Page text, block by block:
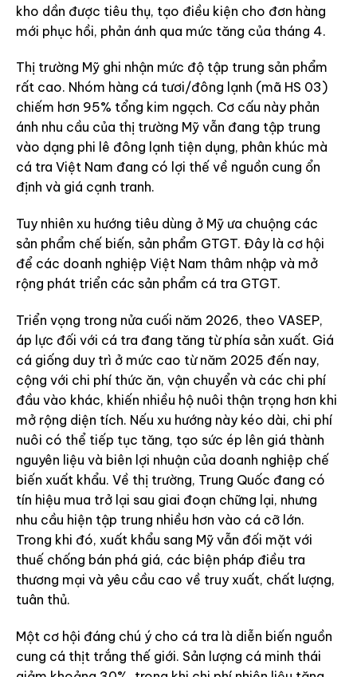
kho dần được tiêu thụ, tạo điều kiện cho đơn hàng
mới phục hồi, phản ánh qua mức tăng của tháng 4.
Thị trường Mỹ ghi nhận mức độ tập trung sản phẩm
rất cao. Nhóm hàng cá tươi/đông lạnh (mã HS 03)
chiếm hơn 95% tổng kim ngạch. Cơ cấu này phản
ánh nhu cầu của thị trường Mỹ vẫn đang tập trung
vào dạng phi lê đông lạnh tiện dụng, phân khúc mà
cá tra Việt Nam đang có lợi thế về nguồn cung ổn
định và giá cạnh tranh.
Tuy nhiên xu hướng tiêu dùng ở Mỹ ưa chuộng các
sản phẩm chế biến, sản phẩm GTGT. Đây là cơ hội
để các doanh nghiệp Việt Nam thâm nhập và mở
rộng phát triển các sản phẩm cá tra GTGT.
Triển vọng trong nửa cuối năm 2026, theo VASEP,
áp lực đối với cá tra đang tăng từ phía sản xuất. Giá
cá giống duy trì ở mức cao từ năm 2025 đến nay,
cộng với chi phí thức ăn, vận chuyển và các chi phí
đầu vào khác, khiến nhiều hộ nuôi thận trọng hơn khi
mở rộng diện tích. Nếu xu hướng này kéo dài, chi phí
nuôi có thể tiếp tục tăng, tạo sức ép lên giá thành
nguyên liệu và biên lợi nhuận của doanh nghiệp chế
biến xuất khẩu. Về thị trường, Trung Quốc đang có
tín hiệu mua trở lại sau giai đoạn chững lại, nhưng
nhu cầu hiện tập trung nhiều hơn vào cá cỡ lớn.
Trong khi đó, xuất khẩu sang Mỹ vẫn đối mặt với
thuế chống bán phá giá, các biện pháp điều tra
thương mại và yêu cầu cao về truy xuất, chất lượng,
tuân thủ.
Một cơ hội đáng chú ý cho cá tra là diễn biến nguồn
cung cá thịt trắng thế giới. Sản lượng cá minh thái